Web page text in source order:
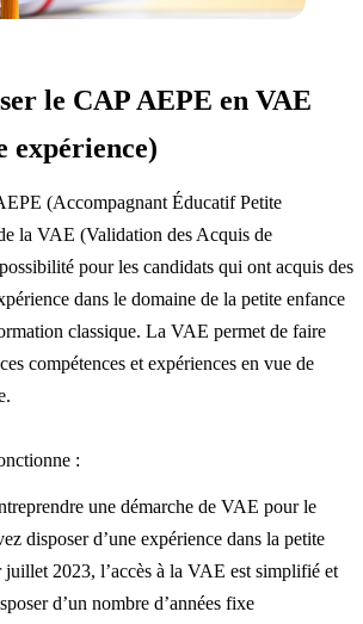
le CAP AEPE en VAE
expérience)
(Accompagnant Éducatif Petite
la VAE (Validation des Acquis de
pour les candidats qui ont acquis des
dans le domaine de la petite enfance
classique. La VAE permet de faire
compétences et expériences en vue de
:
une démarche de VAE pour le
disposer d’une expérience dans la petite
juillet 2023, l’accès à la VAE est simplifié et
d’un nombre d’années fixe